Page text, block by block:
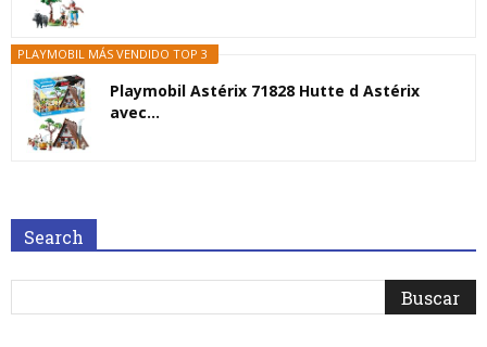
PLAYMOBIL MÁS VENDIDO TOP 3
Playmobil Astérix 71828 Hutte d Astérix
avec...
Search